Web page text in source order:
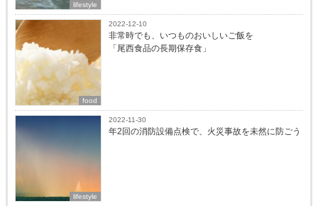
lifestyle
food
2022-12-10
非常時でも、いつものおいしいご飯を
「尾西食品の長期保存食」
lifestyle
2022-11-30
年2回の消防設備点検で、火災事故を未然に防ごう